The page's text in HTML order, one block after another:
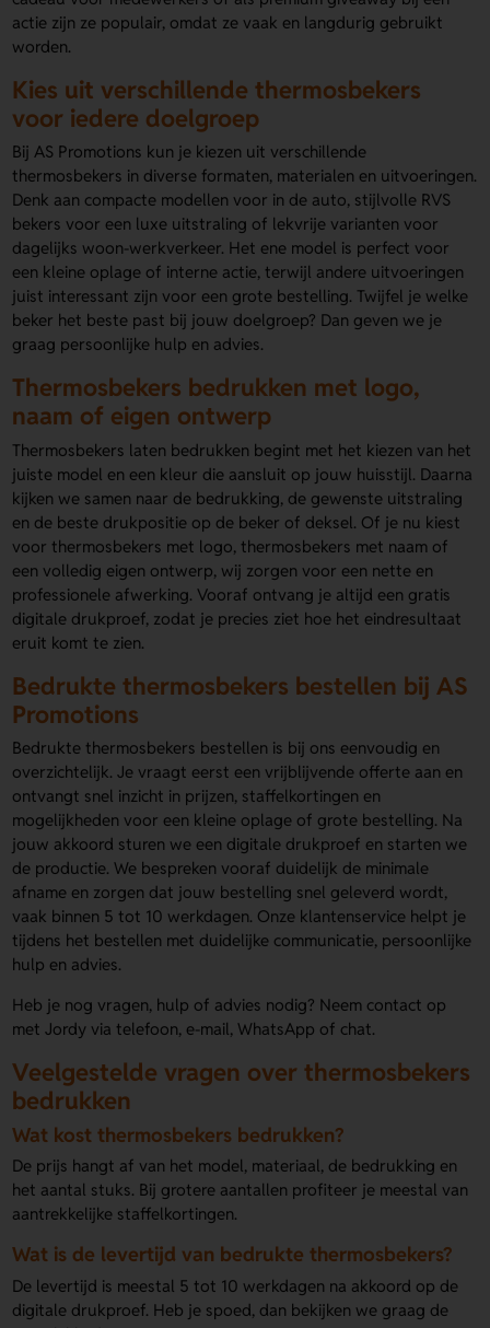
actie zijn ze populair, omdat ze vaak en langdurig gebruikt
worden.
Kies uit verschillende thermosbekers
voor iedere doelgroep
Bij AS Promotions kun je kiezen uit verschillende
thermosbekers in diverse formaten, materialen en uitvoeringen.
Denk aan compacte modellen voor in de auto, stijlvolle RVS
bekers voor een luxe uitstraling of lekvrije varianten voor
dagelijks woon-werkverkeer. Het ene model is perfect voor
een kleine oplage of interne actie, terwijl andere uitvoeringen
juist interessant zijn voor een grote bestelling. Twijfel je welke
beker het beste past bij jouw doelgroep? Dan geven we je
graag persoonlijke hulp en advies.
Thermosbekers bedrukken met logo,
naam of eigen ontwerp
Thermosbekers laten bedrukken begint met het kiezen van het
juiste model en een kleur die aansluit op jouw huisstijl. Daarna
kijken we samen naar de bedrukking, de gewenste uitstraling
en de beste drukpositie op de beker of deksel. Of je nu kiest
voor thermosbekers met logo, thermosbekers met naam of
een volledig eigen ontwerp, wij zorgen voor een nette en
professionele afwerking. Vooraf ontvang je altijd een gratis
digitale drukproef, zodat je precies ziet hoe het eindresultaat
eruit komt te zien.
Bedrukte thermosbekers bestellen bij AS
Promotions
Bedrukte thermosbekers bestellen is bij ons eenvoudig en
overzichtelijk. Je vraagt eerst een vrijblijvende offerte aan en
ontvangt snel inzicht in prijzen, staffelkortingen en
mogelijkheden voor een kleine oplage of grote bestelling. Na
jouw akkoord sturen we een digitale drukproef en starten we
de productie. We bespreken vooraf duidelijk de minimale
afname en zorgen dat jouw bestelling snel geleverd wordt,
vaak binnen 5 tot 10 werkdagen. Onze klantenservice helpt je
tijdens het bestellen met duidelijke communicatie, persoonlijke
hulp en advies.
Heb je nog vragen, hulp of advies nodig? Neem contact op
met Jordy via telefoon, e-mail, WhatsApp of chat.
Veelgestelde vragen over thermosbekers
bedrukken
Wat kost thermosbekers bedrukken?
De prijs hangt af van het model, materiaal, de bedrukking en
het aantal stuks. Bij grotere aantallen profiteer je meestal van
aantrekkelijke staffelkortingen.
Wat is de levertijd van bedrukte thermosbekers?
De levertijd is meestal 5 tot 10 werkdagen na akkoord op de
digitale drukproef. Heb je spoed, dan bekijken we graag de